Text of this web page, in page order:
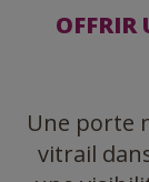
OFFRIR
Une porte
vitrail